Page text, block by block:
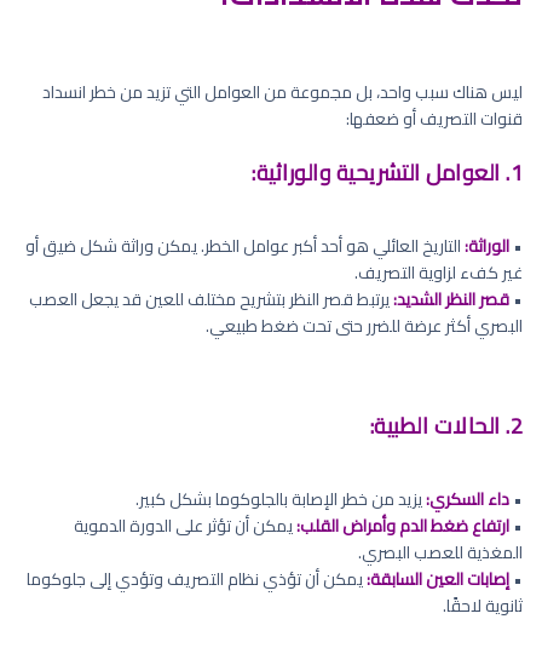
ليس هناك سبب واحد، بل مجموعة من العوامل التي تزيد من خطر انسداد
قنوات التصريف أو ضعفها:
1. العوامل التشريحية والوراثية:
•الوراثة:التاريخ العائلي هو أحد أكبر عوامل الخطر. يمكن وراثة شكل ضيق أو
غير كفء لزاوية التصريف.
•قصر النظر الشديد:يرتبط قصر النظر بتشريح مختلف للعين قد يجعل العصب
البصري أكثر عرضة للضرر حتى تحت ضغط طبيعي.
2. الحالات الطبية:
•داء السكري:يزيد من خطر الإصابة بالجلوكوما بشكل كبير.
•ارتفاع ضغط الدم وأمراض القلب:يمكن أن تؤثر على الدورة الدموية
المغذية للعصب البصري.
•إصابات العين السابقة:يمكن أن تؤذي نظام التصريف وتؤدي إلى جلوكوما
ثانوية لاحقًا.